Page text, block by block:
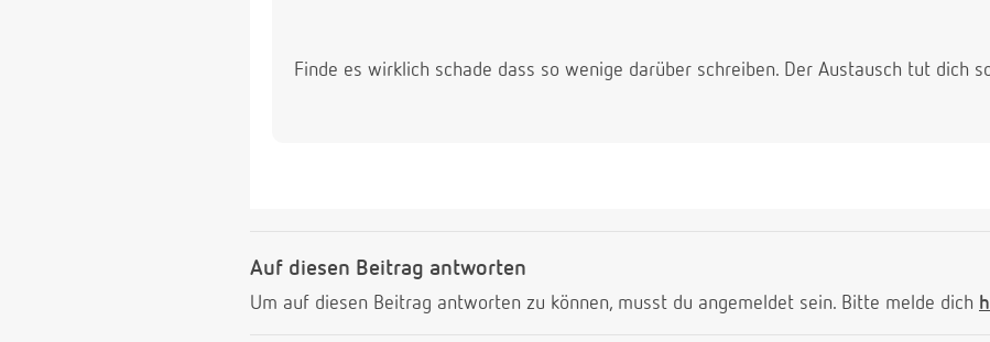
Finde es wirklich schade dass so wenige darüber schreiben. Der Austausch tut dich
Auf diesen Beitrag antworten
Um auf diesen Beitrag antworten zu können, musst du angemeldet sein. Bitte melde dich